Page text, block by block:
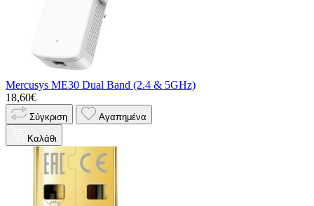
Mercusys ME30 Dual Band (2.4 & 5GHz)
18,60€
Σύγκριση Αγαπημένα
Καλάθι